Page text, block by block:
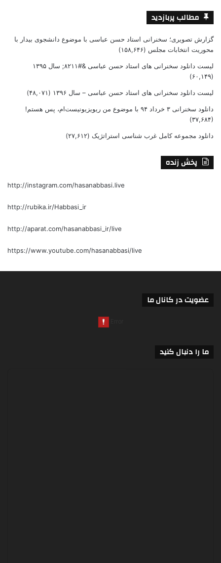
مطالب پربازدید
گزارش تصویری؛ سخنرانی استاد حسن عباسی با موضوع دانشجوی بیدار با
محوریت انتخابات مجلس (۱۵۸,۶۴۶)
لیست دانلود سخنرانی های استاد حسن عباسی &#۸۲۱۱; سال ۱۳۹۵
(۶۰,۱۴۹)
لیست دانلود سخنرانی های استاد حسن عباسی – سال ۱۳۹۶ (۴۸,۰۷۱)
دانلود سخنرانی ۳ خرداد ۹۴ با موضوع من ریویزیونیست‌ام، پس هستم!
(۳۷,۶۸۴)
دانلود مجموعه کامل غرب شناسی استراتژیک (۲۷,۶۱۲)
پخش زنده
http://instagram.com/hasanabbasi.live
http://rubika.ir/Habbasi_ir
http://aparat.com/hasanabbasi_ir/live
https://www.youtube.com/hasanabbasi/live
عضویت در کانال ما
ما را دنبال کنید